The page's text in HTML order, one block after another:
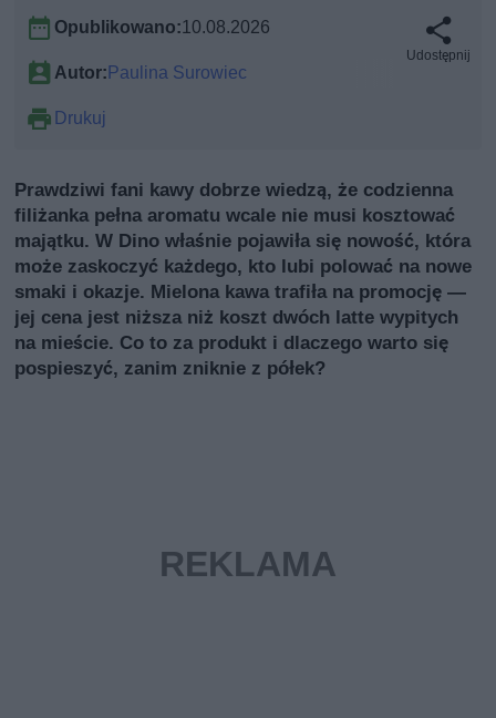
Opublikowano:10.08.2026
Autor:Paulina Surowiec
Drukuj
Udostępnij
Prawdziwi fani kawy dobrze wiedzą, że codzienna
filiżanka pełna aromatu wcale nie musi kosztować
majątku. W Dino właśnie pojawiła się nowość, która
może zaskoczyć każdego, kto lubi polować na nowe
smaki i okazje. Mielona kawa trafiła na promocję —
jej cena jest niższa niż koszt dwóch latte wypitych
na mieście. Co to za produkt i dlaczego warto się
pospieszyć, zanim zniknie z półek?